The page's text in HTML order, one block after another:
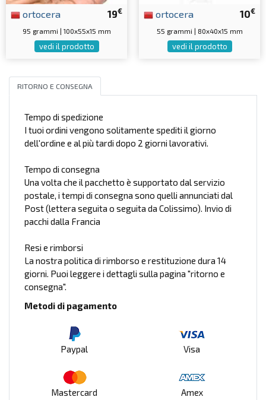
19€
ortocera
95 grammi | 100x55x15 mm
vedi il prodotto
10€
ortocera
55 grammi | 80x40x15 mm
vedi il prodotto
RITORNO E CONSEGNA
Tempo di spedizione
I tuoi ordini vengono solitamente spediti il giorno
dell'ordine e al più tardi dopo 2 giorni lavorativi.
Tempo di consegna
Una volta che il pacchetto è supportato dal servizio
postale, i tempi di consegna sono quelli annunciati dal
Post (lettera seguita o seguita da Colissimo). Invio di
pacchi dalla Francia
Resi e rimborsi
La nostra politica di rimborso e restituzione dura 14
giorni. Puoi leggere i dettagli sulla pagina "ritorno e
consegna".
Metodi di pagamento
Paypal Visa
Mastercard Amex